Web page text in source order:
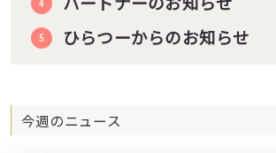
ひらつーからのお知らせ
今週のニュース